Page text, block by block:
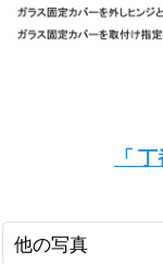
「
他の写真